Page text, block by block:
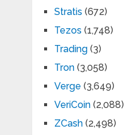
Stratis (672)
Tezos (1,748)
Trading(3)
Tron(3,058)
Verge (3,649)
VeriCoin(2,088)
ZCash(2,498)